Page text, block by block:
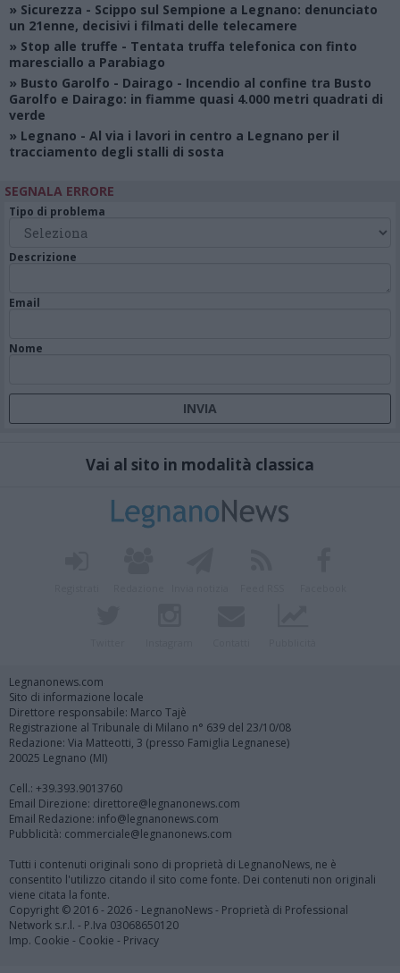
» Sicurezza - Scippo sul Sempione a Legnano: denunciato
un 21enne, decisivi i filmati delle telecamere
» Stop alle truffe - Tentata truffa telefonica con finto
maresciallo a Parabiago
» Busto Garolfo - Dairago - Incendio al confine tra Busto
Garolfo e Dairago: in fiamme quasi 4.000 metri quadrati di
verde
» Legnano - Al via i lavori in centro a Legnano per il
tracciamento degli stalli di sosta
SEGNALA ERRORE
Tipo di problema
Descrizione
Email
Nome
Vai al sito in modalità classica
Legnanonews.com
Sito di informazione locale
Direttore responsabile: Marco Tajè
Registrazione al Tribunale di Milano n° 639 del 23/10/08
Redazione: Via Matteotti, 3 (presso Famiglia Legnanese)
20025 Legnano (MI)
Cell.: +39.393.9013760
Email Direzione: direttore@legnanonews.com
Email Redazione: info@legnanonews.com
Pubblicità: commerciale@legnanonews.com
Tutti i contenuti originali sono di proprietà di LegnanoNews, ne è
consentito l'utilizzo citando il sito come fonte. Dei contenuti non originali
viene citata la fonte.
Copyright © 2016 - 2026 - LegnanoNews - Proprietà di Professional
Network s.r.l. - P.Iva 03068650120
Imp. Cookie - Cookie - Privacy